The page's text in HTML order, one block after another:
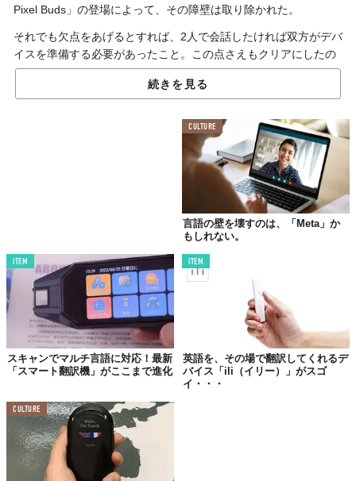
Pixel Buds」の登場によって、その障壁は取り除かれた。
それでも欠点をあげるとすれば、2人で会話したければ双方がデバ
イスを準備する必要があったこと。この点さえもクリアにしたの
が「Makuake」でクラウドファンディング中の「TwoBow」だ。
「Google Pixel Buds」とは異なる完全ワイヤレスイヤホン型。写
真の通り、これでひとつのセットになっているため、相手と片方
ずつ耳につければ会話が成り立つようになっている。日常会話だ
けでなく、ビジネスでも使えそう。
正直、実際には使いづらい印象があったリアルタイム翻訳デバイ
ス。だけど、これなら相手の顔を見ながら話せるおかげで、カン
タンに言語の壁を越えられるかもしれない。
続きを見る
CULTURE
言語の壁を壊すのは、「Meta」か
もしれない。
ITEM
スキャンでマルチ言語に対応！最新
「スマート翻訳機」がここまで進化
ITEM
英語を、その場で翻訳してくれるデ
バイス「ili（イリー）」がスゴ
イ・・・
CULTURE